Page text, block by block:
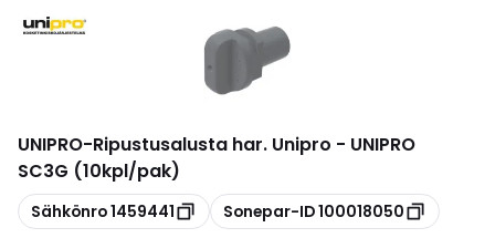
UNIPRO-Ripustusalusta har. Unipro - UNIPRO
SC3G (10kpl/pak)
Kopioi
Sähkönro1459441 Kopioi
Sonepar-ID100018050